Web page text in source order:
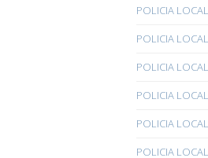
POLICIA
POLICIA
POLICIA
POLICIA
POLICIA
POLICIA